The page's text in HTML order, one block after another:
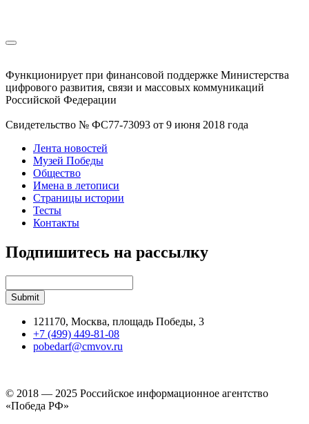
Функционирует при финансовой поддержке Министерства
цифрового развития, связи и массовых коммуникаций
Российской Федерации
Свидетельство № ФС77-73093 от 9 июня 2018 года
Лента новостей
Музей Победы
Общество
Имена в летописи
Страницы истории
Тесты
Контакты
Подпишитесь на рассылку
121170, Москва, площадь Победы, 3
+7 (499) 449-81-08
pobedarf@cmvov.ru
© 2018 — 2025 Российское информационное агентство
«Победа РФ»